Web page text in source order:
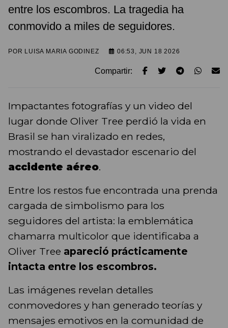
entre los escombros. La tragedia ha
conmovido a miles de seguidores.
POR LUISA MARIA GODINEZ 06:53, JUN 18 2026
Compartir:
Impactantes fotografías y un video del
lugar donde Oliver Tree perdió la vida en
Brasil se han viralizado en redes,
mostrando el devastador escenario del
accidente aéreo.
Entre los restos fue encontrada una prenda
cargada de simbolismo para los
seguidores del artista: la emblemática
chamarra multicolor que identificaba a
Oliver Tree apareció prácticamente
intacta entre los escombros.
Las imágenes revelan detalles
conmovedores y han generado teorías y
mensajes emotivos en la comunidad de